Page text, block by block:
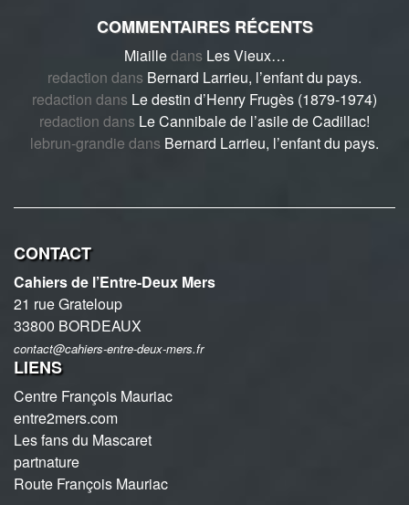
COMMENTAIRES RÉCENTS
Miailledans Les Vieux…
redaction dans Bernard Larrieu, l’enfant du pays.
redaction dans Le destin d’Henry Frugès (1879-1974)
redaction dans Le Cannibale de l’asile de Cadillac!
lebrun-grandie dans Bernard Larrieu, l’enfant du pays.
CONTACT
Cahiers de l’Entre-Deux Mers
21 rue Grateloup
33800 BORDEAUX
contact@cahiers-entre-deux-mers.fr
LIENS
Centre François Mauriac
entre2mers.com
Les fans du Mascaret
partnature
Route François Mauriac